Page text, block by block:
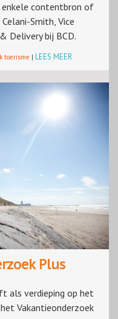
contentbron of
Smith, Vice
Delivery bij BCD.
toerisme | LEES MEER
Plus
als verdieping op het
Vakantieonderzoek